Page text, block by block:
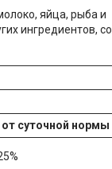
яйца, рыба и
ингредиентов,
от суточной нормы